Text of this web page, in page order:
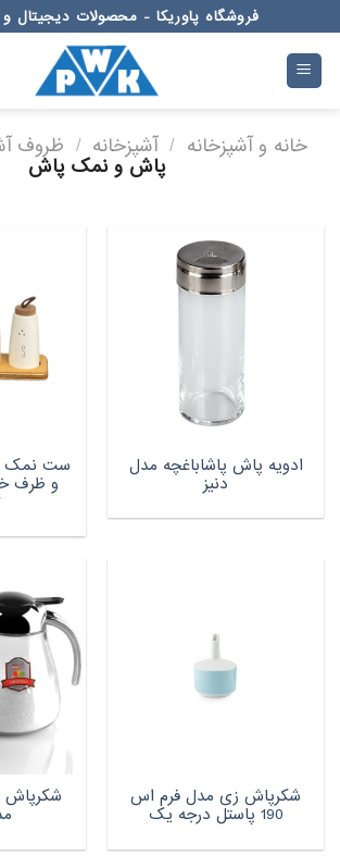
to
content
فروشگاه پاوریکا - محصولات دیجیتال
خانه و آشپزخانه / آشپزخانه / ظروف
پاش و نمک پاش
ادویه پاش پاشاباغچه مدل
دنیز
ست نمک
و ظرف
شکرپاش زی مدل فرم اس
190 پاستل درجه یک
شکرپاش